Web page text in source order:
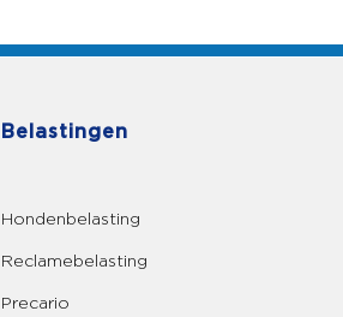
Belastingen
Hondenbelasting
Reclamebelasting
Precario